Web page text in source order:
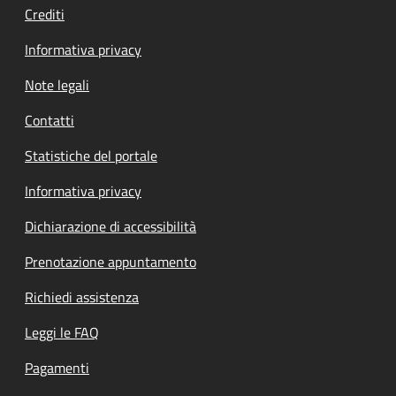
Crediti
Informativa privacy
Note legali
Contatti
Statistiche del portale
Informativa privacy
Dichiarazione di accessibilità
Prenotazione appuntamento
Richiedi assistenza
Leggi le FAQ
Pagamenti